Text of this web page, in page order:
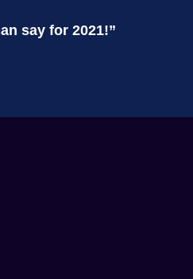
say for 2021!”